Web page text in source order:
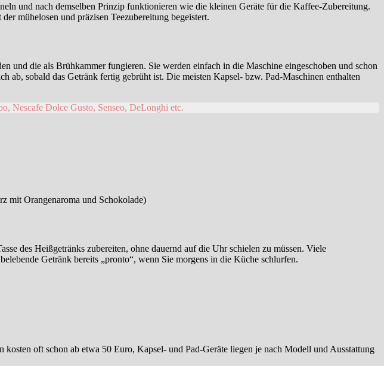
und nach demselben Prinzip funktionieren wie die kleinen Geräte für die Kaffee-Zubereitung.
mühelosen und präzisen Teezubereitung begeistert.
und die als Brühkammer fungieren. Sie werden einfach in die Maschine eingeschoben und schon
sobald das Getränk fertig gebrüht ist. Die meisten Kapsel- bzw. Pad-Maschinen enthalten
Nescafe Dolce Gusto, Senseo, DeLonghi etc.
mit Orangenaroma und Schokolade)
des Heißgetränks zubereiten, ohne dauernd auf die Uhr schielen zu müssen. Viele
Getränk bereits „pronto“, wenn Sie morgens in die Küche schlurfen.
oft schon ab etwa 50 Euro, Kapsel- und Pad-Geräte liegen je nach Modell und Ausstattung